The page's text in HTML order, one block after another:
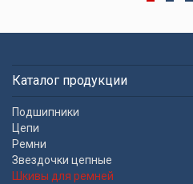
Каталог продукции
Подшипники
Цепи
Ремни
Звездочки цепные
Шкивы для ремней